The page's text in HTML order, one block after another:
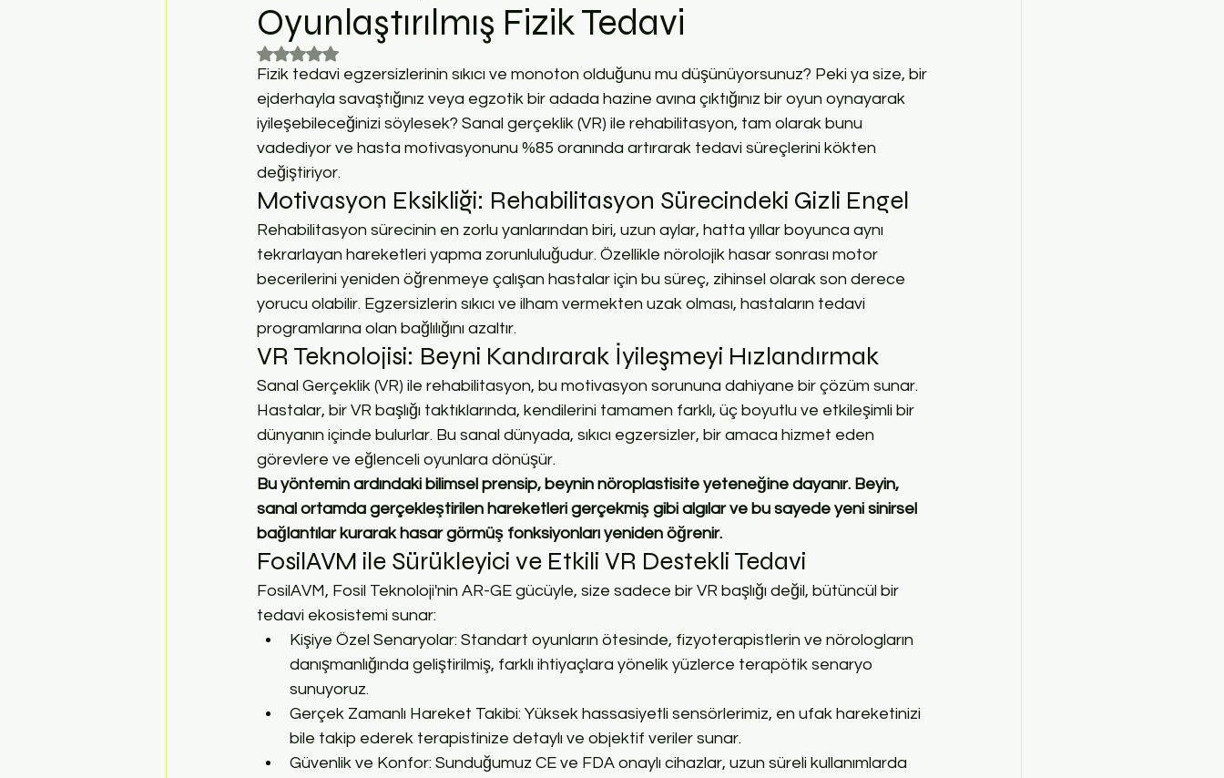
Oyunlaştırılmış Fizik Tedavi
5 üzerinden NaN yıldız
Fizik tedavi egzersizlerinin sıkıcı ve monoton olduğunu mu düşünüyorsunuz? Peki ya size, bir
ejderhayla savaştığınız veya egzotik bir adada hazine avına çıktığınız bir oyun oynayarak
iyileşebileceğinizi söylesek? Sanal gerçeklik (VR) ile rehabilitasyon, tam olarak bunu
vadediyor ve hasta motivasyonunu %85 oranında artırarak tedavi süreçlerini kökten
değiştiriyor.
Motivasyon Eksikliği: Rehabilitasyon Sürecindeki Gizli Engel
Rehabilitasyon sürecinin en zorlu yanlarından biri, uzun aylar, hatta yıllar boyunca aynı
tekrarlayan hareketleri yapma zorunluluğudur. Özellikle nörolojik hasar sonrası motor
becerilerini yeniden öğrenmeye çalışan hastalar için bu süreç, zihinsel olarak son derece
yorucu olabilir. Egzersizlerin sıkıcı ve ilham vermekten uzak olması, hastaların tedavi
programlarına olan bağlılığını azaltır.
VR Teknolojisi: Beyni Kandırarak İyileşmeyi Hızlandırmak
Sanal Gerçeklik (VR) ile rehabilitasyon, bu motivasyon sorununa dahiyane bir çözüm sunar.
Hastalar, bir VR başlığı taktıklarında, kendilerini tamamen farklı, üç boyutlu ve etkileşimli bir
dünyanın içinde bulurlar. Bu sanal dünyada, sıkıcı egzersizler, bir amaca hizmet eden
görevlere ve eğlenceli oyunlara dönüşür.
Bu yöntemin ardındaki bilimsel prensip, beynin nöroplastisite yeteneğine dayanır. Beyin,
sanal ortamda gerçekleştirilen hareketleri gerçekmiş gibi algılar ve bu sayede yeni sinirsel
bağlantılar kurarak hasar görmüş fonksiyonları yeniden öğrenir.
FosilAVM ile Sürükleyici ve Etkili VR Destekli Tedavi
FosilAVM, Fosil Teknoloji'nin AR-GE gücüyle, size sadece bir VR başlığı değil, bütüncül bir
tedavi ekosistemi sunar:
Kişiye Özel Senaryolar: Standart oyunların ötesinde, fizyoterapistlerin ve nörologların
danışmanlığında geliştirilmiş, farklı ihtiyaçlara yönelik yüzlerce terapötik senaryo
sunuyoruz.
Gerçek Zamanlı Hareket Takibi: Yüksek hassasiyetli sensörlerimiz, en ufak hareketinizi
bile takip ederek terapistinize detaylı ve objektif veriler sunar.
Güvenlik ve Konfor: Sunduğumuz CE ve FDA onaylı cihazlar, uzun süreli kullanımlarda